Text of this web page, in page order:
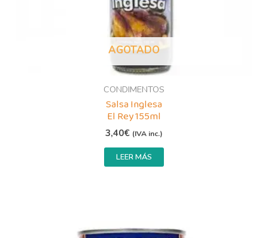
AGOTADO
CONDIMENTOS
Salsa Inglesa
El Rey 155ml
3,40€ (IVA inc.)
LEER MÁS